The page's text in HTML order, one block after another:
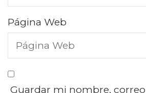
Página Web
Guardar mi nombre,